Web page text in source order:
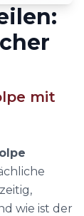
mit
wie ist der